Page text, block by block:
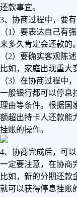
还款事宜。
3、协商过程中，要
（1）要表达自己有
来多久肯定会还款的。
（2）要确实客观陈
比如，家庭出现重大
（3）在协商过程中
一般银行都可以停息
理由等条件。根据国
额超出持卡人还款能
挂账的操作。
4、协商完成后，可
一定要注意，在协商
比如，新的分期还款
就可以获得停息挂账